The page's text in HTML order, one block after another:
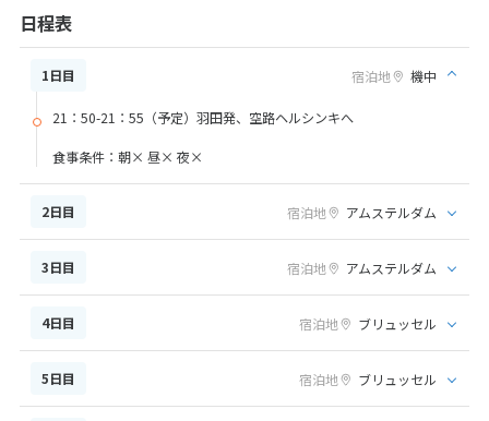
日程表
1日目 宿泊地 機中
21：50-21：55（予定）羽田発、空路ヘルシンキへ
食事条件：朝× 昼× 夜×
2日目 宿泊地 アムステルダム
3日目 宿泊地 アムステルダム
4日目 宿泊地 ブリュッセル
5日目 宿泊地 ブリュッセル